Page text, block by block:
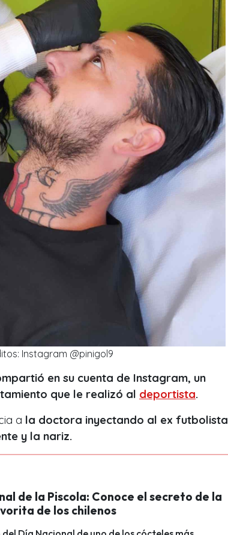
Instagram @pinigol9
en su cuenta de Instagram, un
que le realizó al deportista.
a la doctora inyectando al ex futbolista
y la nariz.
de la Piscola: Conoce el secreto de la
de los chilenos